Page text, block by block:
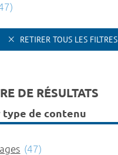
RETIRER TOUS LES FILTRES
DE RÉSULTATS
type de contenu
(47)